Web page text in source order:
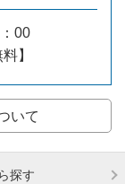
00
】
いて
探す